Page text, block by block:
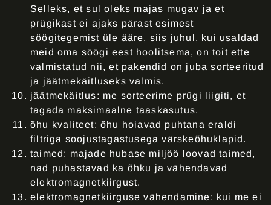
Selleks, et sul oleks majas mugav ja et
prügikast ei ajaks pärast esimest
söögitegemist üle ääre, siis juhul, kui usaldad
meid oma söögi eest hoolitsema, on toit ette
valmistatud nii, et pakendid on juba sorteeritud
ja jäätmekäitluseks valmis.
jäätmekäitlus: me sorteerime prügi liigiti, et
tagada maksimaalne taaskasutus.
õhu kvaliteet: õhu hoiavad puhtana eraldi
filtriga soojustagastusega värskeõhuklapid.
taimed: majade hubase miljöö loovad taimed,
nad puhastavad ka õhku ja vähendavad
elektromagnetkiirgust.
elektromagnetkiirguse vähendamine: kui me ei